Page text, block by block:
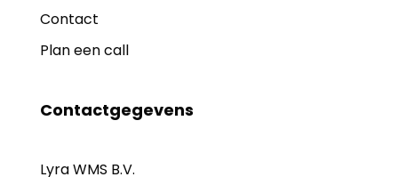
Contact
Plan een call
Contactgegevens
Lyra WMS B.V.